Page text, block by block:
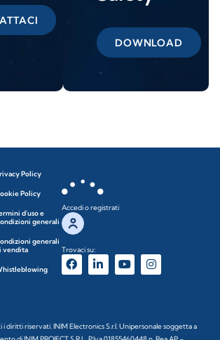
DOWNLOAD
Policy
Policy
d'uso e
generali
generali
vendita
Accedi o registrati
Trovaci su:
diritti riservati. INIM Electronics S.r.l. Unipersonale soggetta a